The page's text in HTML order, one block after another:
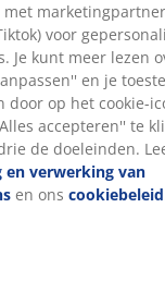
met
voor
Je kunt meer lezen
en je
door op het cookie-
accepteren'' te
de doeleinden.
en verwerking van
en ons cookiebeleid